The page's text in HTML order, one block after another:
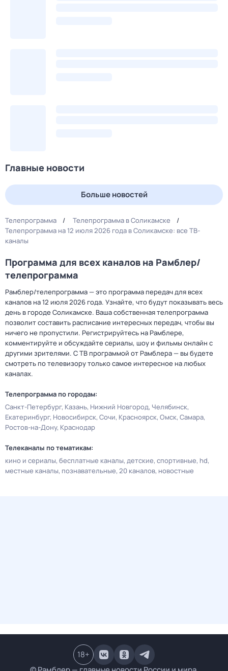
Главные новости
Больше новостей
Телепрограмма
Телепрограмма в Соликамске
Телепрограмма на 12 июля 2026 года в Соликамске: все ТВ-
каналы
Программа для всех каналов на Рамблер/
телепрограмма
Рамблер/телепрограмма — это программа передач для всех
каналов на 12 июля 2026 года. Узнайте, что будут показывать весь
день в городе Соликамске. Ваша собственная телепрограмма
позволит составить расписание интересных передач, чтобы вы
ничего не пропустили. Регистрируйтесь на Рамблере,
комментируйте и обсуждайте сериалы, шоу и фильмы онлайн с
другими зрителями. С ТВ программой от Рамблера — вы будете
смотреть по телевизору только самое интересное на любых
каналах.
Телепрограмма по городам:
Санкт-Петербург Казань Нижний Новгород Челябинск
Екатеринбург Новосибирск Сочи Красноярск Омск Самара
Ростов-на-Дону Краснодар
Телеканалы по тематикам:
кино и сериалы бесплатные каналы детские спортивные hd
местные каналы познавательные 20 каналов новостные
18+